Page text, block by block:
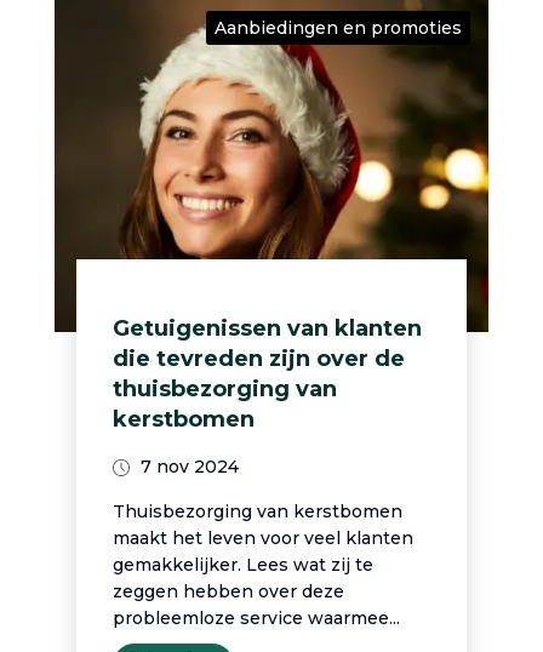
Aanbiedingen en promoties
Getuigenissen van klanten
die tevreden zijn over de
thuisbezorging van
kerstbomen
7 nov 2024
Thuisbezorging van kerstbomen
maakt het leven voor veel klanten
gemakkelijker. Lees wat zij te
zeggen hebben over deze
probleemloze service waarmee...